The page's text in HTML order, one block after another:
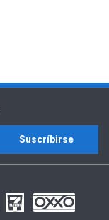
Suscríbirse